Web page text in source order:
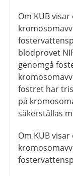
Om KUB
blodprovet
genomgå
fostret har
på
säkerställas
Om KUB